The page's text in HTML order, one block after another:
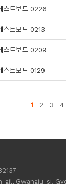
스트보드 0226
트보드 0213
스트보드 0209
트보드 0129
1 2 3 4
gil, Gwangju-si,